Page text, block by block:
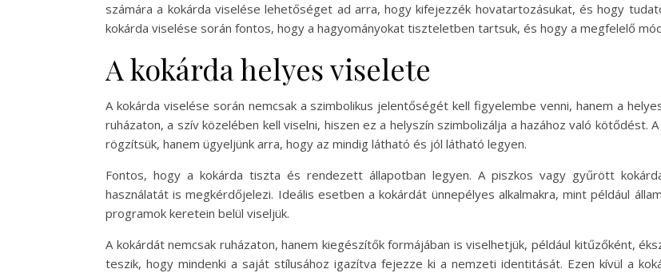
számára a kokárda viselése lehetőséget ad arra, hogy kifejezzék hovatartozásukat, és hogy
kokárda viselése során fontos, hogy a hagyományokat tiszteletben tartsuk, és hogy a megfelelő
A kokárda helyes viselete
A kokárda viselése során nemcsak a szimbolikus jelentőségét kell figyelembe venni, hanem a
ruházaton, a szív közelében kell viselni, hiszen ez a helyszín szimbolizálja a hazához való kötődést.
rögzítsük, hanem ügyeljünk arra, hogy az mindig látható és jól látható legyen.
Fontos, hogy a kokárda tiszta és rendezett állapotban legyen. A piszkos vagy gyűrött
használatát is megkérdőjelezi. Ideális esetben a kokárdát ünnepélyes alkalmakra, mint például
programok keretein belül viseljük.
A kokárdát nemcsak ruházaton, hanem kiegészítők formájában is viselhetjük, például kitűzőként,
teszik, hogy mindenki a saját stílusához igazítva fejezze ki a nemzeti identitását. Ezen kívül a